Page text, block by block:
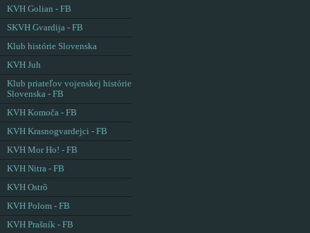
KVH Golian - FB
SKVH Gvardija - FB
Klub histórie Slovenska
KVH Juh
Klub priateľov vojenskej histórie
Slovenska - FB
KVH Komoča - FB
KVH Krasnogvardejci - FB
KVH Mor Ho! - FB
KVH Nitra - FB
KVH Ostrô
KVH Polom - FB
KVH Prašník - FB